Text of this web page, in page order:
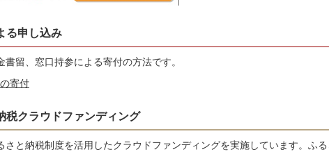
る申し込み
書留、窓口持参による寄付の方法です。
寄付
税クラウドファンディング
さと納税制度を活用したクラウドファンディングを実施しています。ふ